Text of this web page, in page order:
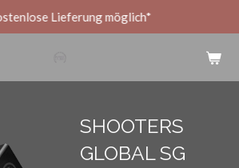
Lieferung möglich*
SHOOTERS
GLOBAL SG